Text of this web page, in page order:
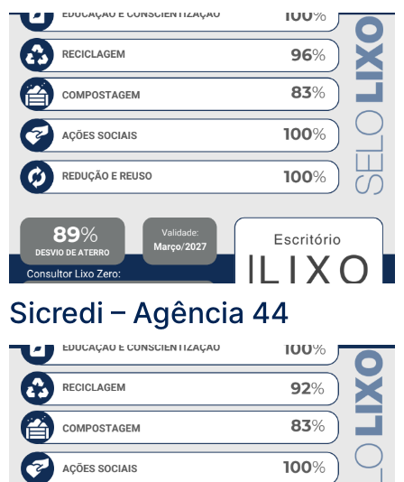
Sicredi – Agência 44